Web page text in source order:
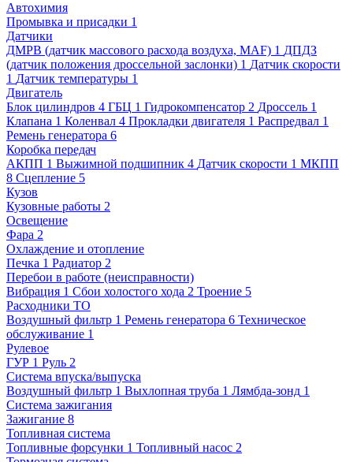
Автохимия
Промывка и присадки 1
Датчики
ДМРВ (датчик массового расхода воздуха, MAF) 1 ДПДЗ
(датчик положения дроссельной заслонки) 1 Датчик скорости
1 Датчик температуры 1
Двигатель
Блок цилиндров 4 ГБЦ 1 Гидрокомпенсатор 2 Дроссель 1
Клапана 1 Коленвал 4 Прокладки двигателя 1 Распредвал 1
Ремень генератора 6
Коробка передач
АКПП 1 Выжимной подшипник 4 Датчик скорости 1 МКПП
8 Сцепление 5
Кузов
Кузовные работы 2
Освещение
Фара 2
Охлаждение и отопление
Печка 1 Радиатор 2
Перебои в работе (неисправности)
Вибрация 1 Сбои холостого хода 2 Троение 5
Расходники ТО
Воздушный фильтр 1 Ремень генератора 6 Техническое
обслуживание 1
Рулевое
ГУР 1 Руль 2
Система впуска/выпуска
Воздушный фильтр 1 Выхлопная труба 1 Лямбда-зонд 1
Система зажигания
Зажигание 8
Топливная система
Топливные форсунки 1 Топливный насос 2